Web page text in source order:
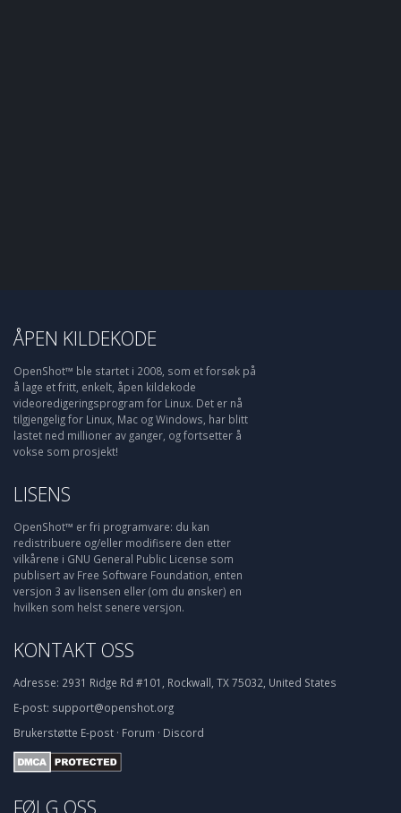
ÅPEN KILDEKODE
OpenShot™ ble startet i 2008, som et forsøk på
å lage et fritt, enkelt, åpen kildekode
videoredigeringsprogram for Linux. Det er nå
tilgjengelig for Linux, Mac og Windows, har blitt
lastet ned millioner av ganger, og fortsetter å
vokse som prosjekt!
LISENS
OpenShot™ er fri programvare: du kan
redistribuere og/eller modifisere den etter
vilkårene i GNU General Public License som
publisert av Free Software Foundation, enten
versjon 3 av lisensen eller (om du ønsker) en
hvilken som helst senere versjon.
KONTAKT OSS
Adresse: 2931 Ridge Rd #101, Rockwall, TX 75032, United States
E-post: support@openshot.org
Brukerstøtte E-post · Forum · Discord
FØLG OSS